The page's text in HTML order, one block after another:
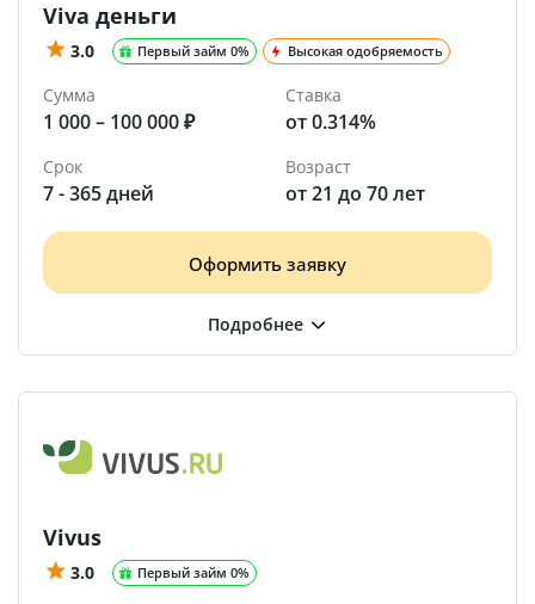
Viva деньги
3.0 Первый займ 0% Высокая одобряемость
Сумма
1 000 – 100 000 ₽
Ставка
от 0.314%
Срок
7 - 365 дней
Возраст
от 21 до 70 лет
Оформить заявку
Vivus
3.0 Первый займ 0%